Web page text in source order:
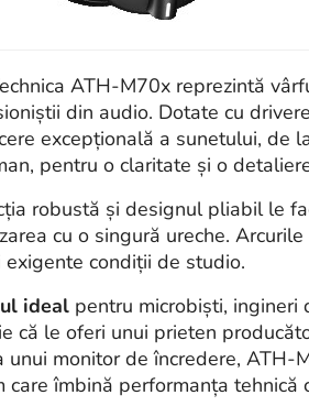
ATH-M70x reprezintă
din audio. Dotate cu
excepțională a sunetului, de
pentru o claritate și o
robustă și designul pliabil le
cu o singură ureche.
exigente condiții de studio.
ideal pentru microbiști, ingineri
că le oferi unui prieten
unui monitor de încredere,
care îmbină performanța